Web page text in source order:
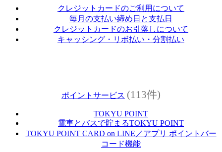
クレジットカードのご利用について
毎月の支払い締め日と支払日
クレジットカードのお引落しについて
キャッシング・リボ払い・分割払い
ポイントサービス (113件)
TOKYU POINT
電車とバスで貯まるTOKYU POINT
TOKYU POINT CARD on LINE／アプリ ポイントバー
コード機能